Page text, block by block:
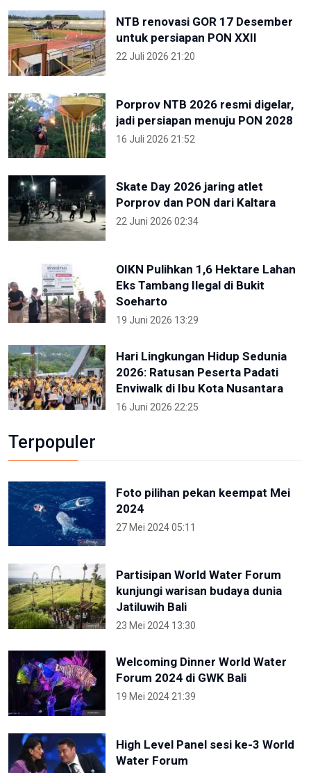
NTB renovasi GOR 17 Desember
untuk persiapan PON XXII
22 Juli 2026 21:20
Porprov NTB 2026 resmi digelar,
jadi persiapan menuju PON 2028
16 Juli 2026 21:52
Skate Day 2026 jaring atlet
Porprov dan PON dari Kaltara
22 Juni 2026 02:34
OIKN Pulihkan 1,6 Hektare Lahan
Eks Tambang Ilegal di Bukit
Soeharto
19 Juni 2026 13:29
Hari Lingkungan Hidup Sedunia
2026: Ratusan Peserta Padati
Enviwalk di Ibu Kota Nusantara
16 Juni 2026 22:25
Terpopuler
Foto pilihan pekan keempat Mei
2024
27 Mei 2024 05:11
Partisipan World Water Forum
kunjungi warisan budaya dunia
Jatiluwih Bali
23 Mei 2024 13:30
Welcoming Dinner World Water
Forum 2024 di GWK Bali
19 Mei 2024 21:39
High Level Panel sesi ke-3 World
Water Forum